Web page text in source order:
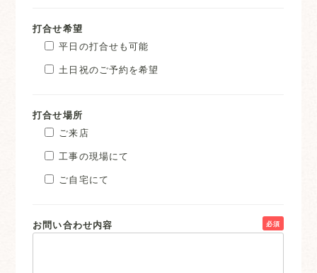
打合せ希望
平日の打合せも可能
土日祝のご予約を希望
打合せ場所
ご来店
工事の現場にて
ご自宅にて
お問い合わせ内容 必須